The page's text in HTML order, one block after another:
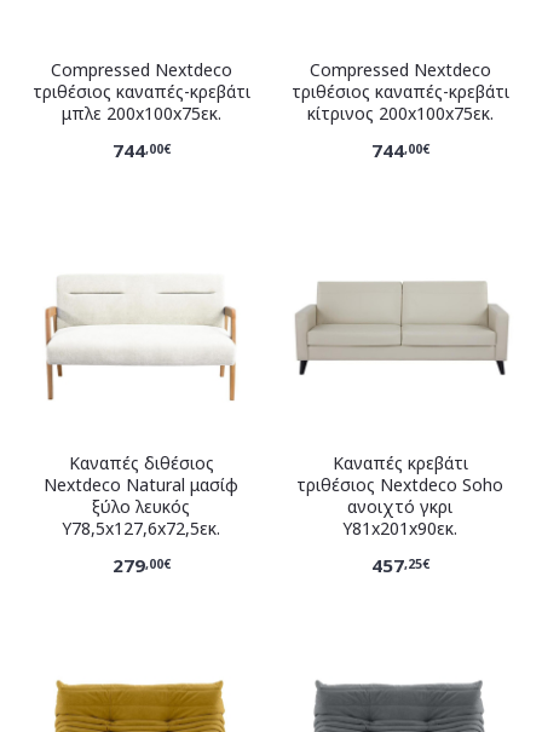
Compressed Nextdeco
τριθέσιος καναπές-κρεβάτι
μπλε 200x100x75εκ.
744,00€
Compressed Nextdeco
τριθέσιος καναπές-κρεβάτι
κίτρινος 200x100x75εκ.
744,00€
Καναπές διθέσιος
Nextdeco Natural μασίφ
ξύλο λευκός
Υ78,5x127,6x72,5εκ.
279,00€
Καναπές κρεβάτι
τριθέσιος Nextdeco Soho
ανοιχτό γκρι
Υ81x201x90εκ.
457,25€